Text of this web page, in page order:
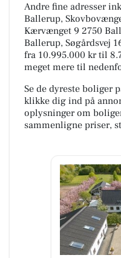
Andre fine adresser
Ballerup,
Kærvænget 9 2750
Ballerup, Søgårdsvej
fra 10.995.000 kr til
meget mere til
Se de dyreste boliger
klikke dig ind på
oplysninger om
sammenligne priser,